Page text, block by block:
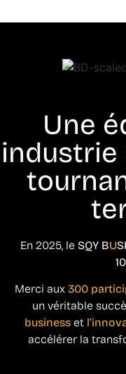
Une
industrie
En 2025, le SQY BU
Merci aux 300
un véritable
businesset
accélérer la